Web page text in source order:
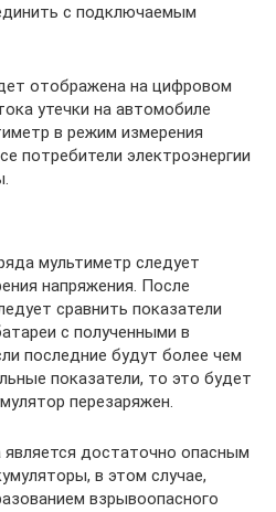
с подключаемым
отображена на цифровом
утечки на автомобиле
в режим измерения
потребители электроэнергии
мультиметр следует
напряжения. После
сравнить показатели
с полученными в
последние будут более чем
показатели, то это будет
перезаряжен.
является достаточно опасным
в этом случае,
взрывоопасного